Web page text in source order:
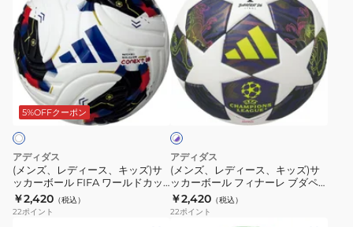
ADFM120F
ダ
ミ
ニ
JFA
HOME
ADFM101JPH
ラ
ブ
2
号
球
ADF227AR
球
モ
ン
ス
ボ
ー
ル
61493
ポ
ズ、
レ
デ
ィ
ー
ス、
キ
ッ
ズ)
サ
ッ
5%OFFクーポン
アディダス
(メンズ、レディース、キッズ)サ
ッカーボール FIFA ワールドカッ
プ2026 ミニ ADFM130
￥2,420 （税込）
22ポイント
ズ、
レ
デ
ィ
キ
ッ
ズ)
サ
ッ
ホ
ワ
イ
ト
パ
ー
プ
ル
アディダス
(メンズ、レディース、キッズ)サ
ッカーボール フィナーレ ブダペ
スト ミニ レプリカ ADFM140BU
￥2,420 （税込）
22ポイント